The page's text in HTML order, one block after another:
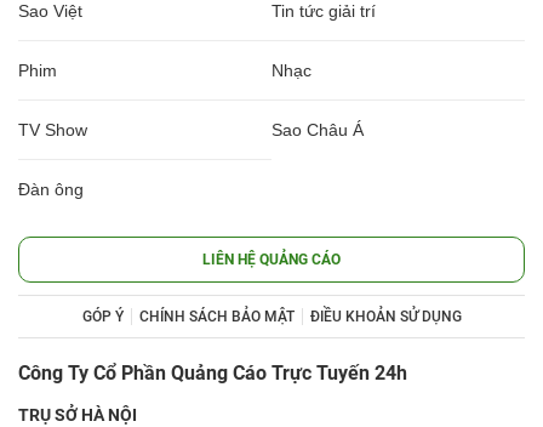
Sao Việt Tin tức giải trí
Phim Nhạc
TV Show Sao Châu Á
Đàn ông
LIÊN HỆ QUẢNG CÁO
GÓP Ý CHÍNH SÁCH BẢO MẬT ĐIỀU KHOẢN SỬ DỤNG
Công Ty Cổ Phần Quảng Cáo Trực Tuyến 24h
TRỤ SỞ HÀ NỘI